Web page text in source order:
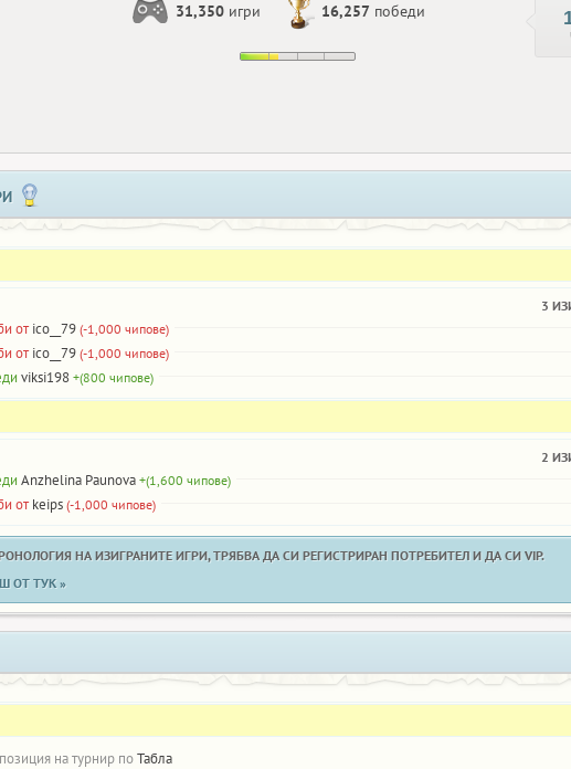
31,350 игри 16,257 победи
3
от ico__79 (-1,000 чипове)
от ico__79 (-1,000 чипове)
viksi198 +(800 чипове)
2
Anzhelina Paunova +(1,600 чипове)
от keips (-1,000 чипове)
НА ИЗИГРАНИТЕ ИГРИ, ТРЯБВА ДА СИ РЕГИСТРИРАН ПОТРЕБИТЕЛ И ДА СИ VIP.
ОТ ТУК »
на турнир поТабла